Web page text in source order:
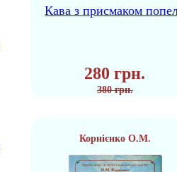
Кава з присмаком
280 грн.
380 грн.
Корнієнко О.М.